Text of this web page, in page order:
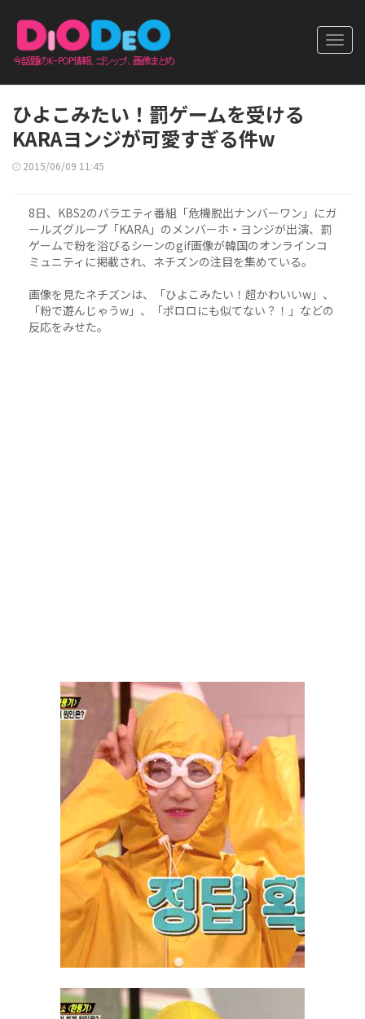
ひよこみたい！罰ゲームを受ける
KARAヨンジが可愛すぎる件w
2015/06/09 11:45
8日、KBS2のバラエティ番組「危機脱出ナンバーワン」にガ
ールズグループ「KARA」のメンバーホ・ヨンジが出演、罰
ゲームで粉を浴びるシーンのgif画像が韓国のオンラインコ
ミュニティに掲載され、ネチズンの注目を集めている。
画像を見たネチズンは、「ひよこみたい！超かわいいw」、
「粉で遊んじゃうw」、「ポロロにも似てない？！」などの
反応をみせた。